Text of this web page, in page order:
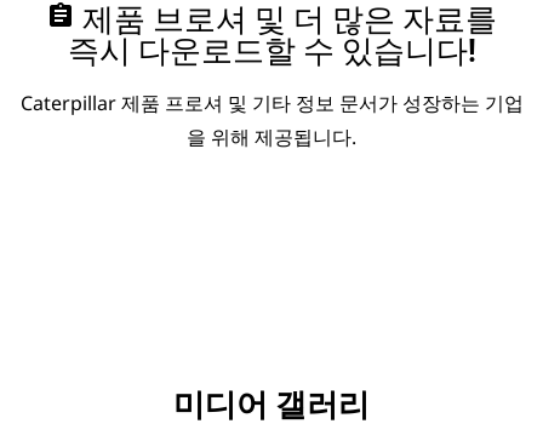
assignment 제품 브로셔 및 더 많은 자료를
즉시 다운로드할 수 있습니다!
Caterpillar 제품 프로셔 및 기타 정보 문서가 성장하는 기업
을 위해 제공됩니다.
미디어 갤러리